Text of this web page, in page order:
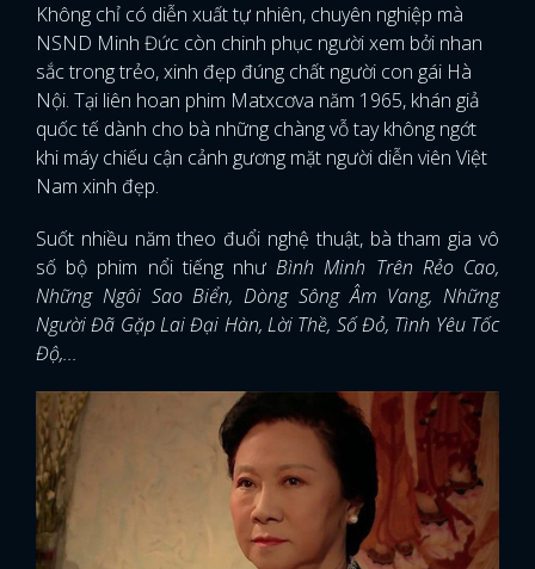
Không chỉ có diễn xuất tự nhiên, chuyên nghiệp mà
NSND Minh Đức còn chinh phục người xem bởi nhan
sắc trong trẻo, xinh đẹp đúng chất người con gái Hà
Nội. Tại liên hoan phim Matxcơva năm 1965, khán giả
quốc tế dành cho bà những chàng vỗ tay không ngớt
khi máy chiếu cận cảnh gương mặt người diễn viên Việt
Nam xinh đẹp.
Suốt nhiều năm theo đuổi nghệ thuật, bà tham gia vô
số bộ phim nổi tiếng nhưBình Minh Trên Rẻo Cao,
Những Ngôi Sao Biển, Dòng Sông Âm Vang, Những
Người Đã Gặp Lai Đại Hàn, Lời Thề, Số Đỏ, Tình Yêu Tốc
Độ,...